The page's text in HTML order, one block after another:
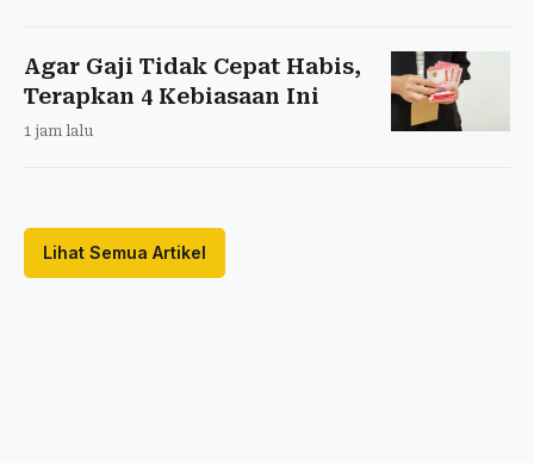
Agar Gaji Tidak Cepat Habis,
Terapkan 4 Kebiasaan Ini
1 jam lalu
Lihat Semua Artikel